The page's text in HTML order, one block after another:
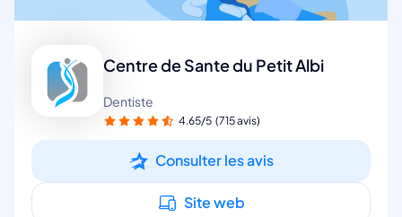
Centre de Sante du Petit Albi
Dentiste
4.65/5 (715 avis)
Consulter les avis
Site web